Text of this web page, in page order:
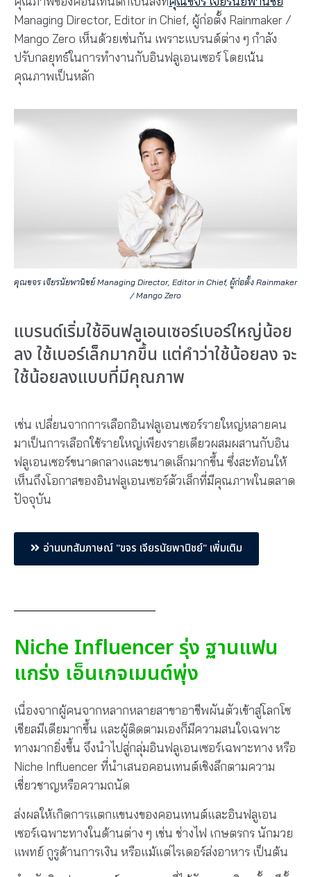
Managing Director, Editor in Chief, ผู้ก่อตั้ง Rainmaker /
Mango Zero เห็นด้วยเช่นกัน เพราะแบรนด์ต่าง ๆ กำลัง
ปรับกลยุทธ์ในการทำงานกับอินฟลูเอนเซอร์ โดยเน้น
คุณภาพเป็นหลัก
คุณขจร เจียรนัยพานิชย์ Managing Director, Editor in Chief, ผู้ก่อตั้ง Rainmaker
/ Mango Zero
แบรนด์เริ่มใช้อินฟลูเอนเซอร์เบอร์ใหญ่น้อย
ลง ใช้เบอร์เล็กมากขึ้น แต่คําว่าใช้น้อยลง จะ
ใช้น้อยลงแบบที่มีคุณภาพ
เช่น เปลี่ยนจากการเลือกอินฟลูเอนเซอร์รายใหญ่หลายคน
มาเป็นการเลือกใช้รายใหญ่เพียงรายเดียวผสมผสานกับอิน
ฟลูเอนเซอร์ขนาดกลางและขนาดเล็กมากขึ้น ซึ่งสะท้อนให้
เห็นถึงโอกาสของอินฟลูเอนเซอร์ตัวเล็กที่มีคุณภาพในตลาด
ปัจจุบัน
อ่านบทสัมภาษณ์ "ขจร เจียรนัยพานิชย์" เพิ่มเติม
Niche Influencer รุ่ง ฐานแฟน
แกร่ง เอ็นเกจเมนต์พุ่ง
เนื่องจากผู้คนจากหลากหลายสาขาอาชีพผันตัวเข้าสู่โลกโซ
เชียลมีเดียมากขึ้น และผู้ติดตามเองก็มีความสนใจเฉพาะ
ทางมากยิ่งขึ้น จึงนำไปสู่กลุ่มอินฟลูเอนเซอร์เฉพาะทาง หรือ
Niche Influencer ที่นำเสนอคอนเทนต์เชิงลึกตามความ
เชี่ยวชาญหรือความถนัด
ส่งผลให้เกิดการแตกแขนงของคอนเทนต์และอินฟลูเอน
เซอร์เฉพาะทางในด้านต่าง ๆ เช่น ช่างไฟ เกษตรกร นักมวย
แพทย์ กูรูด้านการเงิน หรือแม้แต่ไรเดอร์ส่งอาหาร เป็นต้น